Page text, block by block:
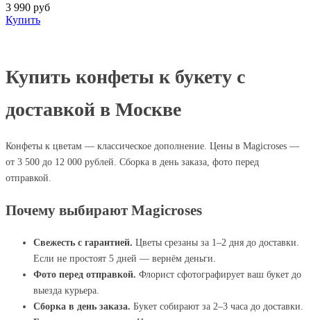
3 990 руб
Купить
Купить конфеты к букету с
доставкой в Москве
Конфеты к цветам — классическое дополнение. Цены в Magicroses —
от 3 500 до 12 000 рублей. Сборка в день заказа, фото перед
отправкой.
Почему выбирают Magicroses
Свежесть с гарантией. Цветы срезаны за 1–2 дня до доставки.
Если не простоят 5 дней — вернём деньги.
Фото перед отправкой. Флорист сфотографирует ваш букет до
выезда курьера.
Сборка в день заказа. Букет собирают за 2–3 часа до доставки.